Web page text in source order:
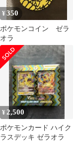
¥350
ポケモンコイン ゼラ
オラ
¥ 2,500
ポケモンカード ハイク
ラスデッキ ゼラオラ